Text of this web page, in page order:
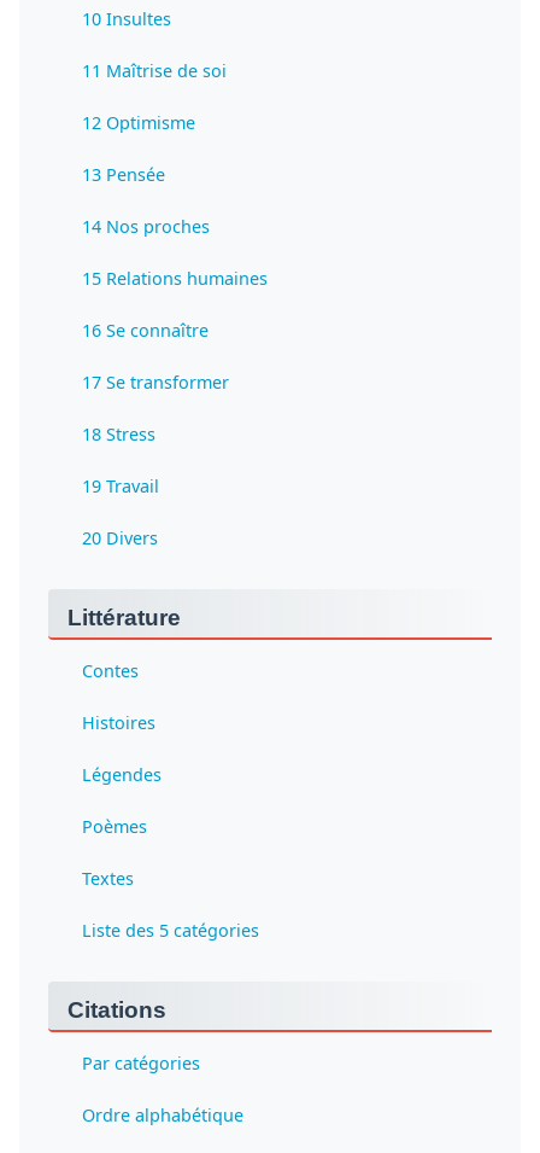
10 Insultes
11 Maîtrise de soi
12 Optimisme
13 Pensée
14 Nos proches
15 Relations humaines
16 Se connaître
17 Se transformer
18 Stress
19 Travail
20 Divers
Littérature
Contes
Histoires
Légendes
Poèmes
Textes
Liste des 5 catégories
Citations
Par catégories
Ordre alphabétique